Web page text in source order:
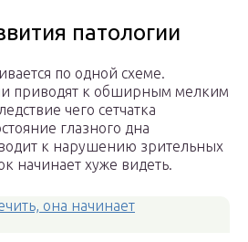
патологии
по одной схеме.
приводят к обширным мелким
чего сетчатка
глазного дна
к нарушению зрительных
начинает хуже видеть.